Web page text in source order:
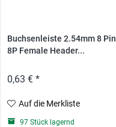
Buchsenleiste 2.54mm 8 Pin
8P Female Header...
0,63 € *
Auf die Merkliste
97 Stück lagernd